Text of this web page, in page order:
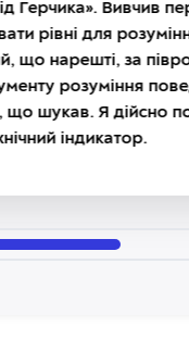
Вивчив перший урок,
розуміння поведінки
за півроку пошуку
поведінки ціни за
побачив те,